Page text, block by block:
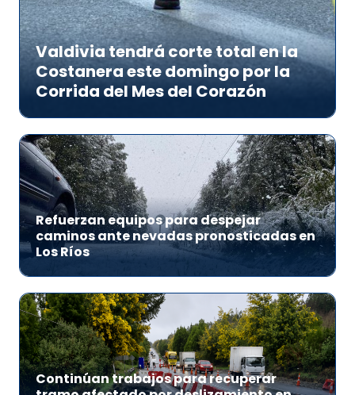
Valdivia tendrá corte total en la
Costanera este domingo por la
Corrida del Mes del Corazón
Refuerzan equipos para despejar
caminos ante nevadas pronosticadas en
Los Ríos
Continúan trabajos para recuperar